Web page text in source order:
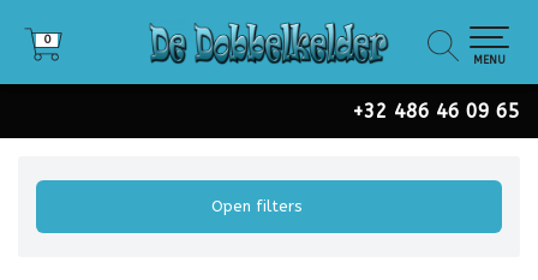
+32 486 46 09 65
0
0
MENU
Open filters